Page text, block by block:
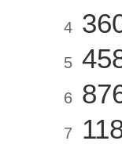
4
5
6
7